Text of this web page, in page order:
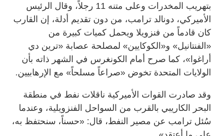
بتهريب المخدرات وعلى متنه 11 رجلاً، وقال الرئيس
الأميركي، دونالد ترامب، من دون تقديم أدلة، إن القارب
كان قادماً من فنزويلا ويحمل كميات كبيرة من
«الفنتانيل» و«الكوكايين» لمصلحة عصابة «ترين دي
أراغوا»، كما صرح أمام الكونغرس في الشهر ذاته بأن
الولايات المتحدة تخوض «صراعاً مسلحاً» مع الإرهابيين.
وقد صادرت القوات الأميركية ناقلات نفط في منطقة
البحر الكاريبي بالقرب من السواحل الفنزويلية، وعندما
سُئل ترامب عن مصير النفط، قال: «حسناً، سنحتفظ به،